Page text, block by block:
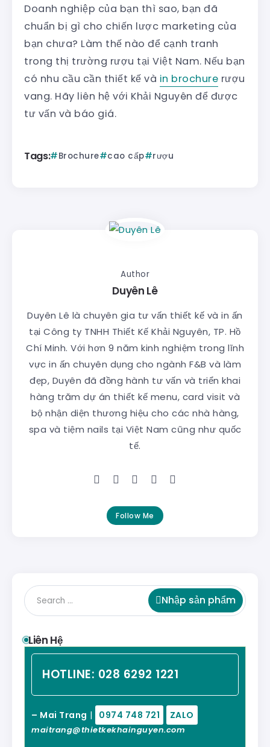
Doanh nghiệp của bạn thì sao, bạn đã
chuẩn bị gì cho chiến lược marketing của
bạn chưa? Làm thế nào để cạnh tranh
trong thị trường rượu tại Việt Nam. Nếu bạn
có nhu cầu cần thiết kế và in brochure rượu
vang. Hãy liên hệ với Khải Nguyên để được
tư vấn và báo giá.
Tags: Brochure cao cấp rượu
Author
Duyên Lê
Duyên Lê là chuyên gia tư vấn thiết kế và in ấn
tại Công ty TNHH Thiết Kế Khải Nguyên, TP. Hồ
Chí Minh. Với hơn 9 năm kinh nghiệm trong lĩnh
vực in ấn chuyên dụng cho ngành F&B và làm
đẹp, Duyên đã đồng hành tư vấn và triển khai
hàng trăm dự án thiết kế menu, card visit và
bộ nhận diện thương hiệu cho các nhà hàng,
spa và tiệm nails tại Việt Nam cũng như quốc
tế.
Follow Me
Nhập sản phẩm
Liên Hệ
HOTLINE: 028 6292 1221
– Mai Trang | 0974 748 721 ZALO
maitrang@thietkekhainguyen.com